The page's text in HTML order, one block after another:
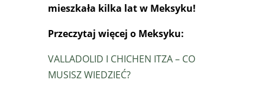
mieszkała kilka lat w Meksyku!
Przeczytaj więcej o Meksyku:
VALLADOLID I CHICHEN ITZA – CO
MUSISZ WIEDZIEĆ?